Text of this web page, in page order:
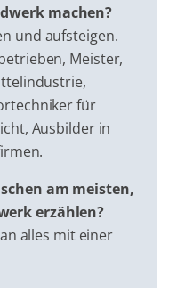
machen?
und aufsteigen.
Meister,
für
Ausbilder in
am meisten,
erzählen?
alles mit einer